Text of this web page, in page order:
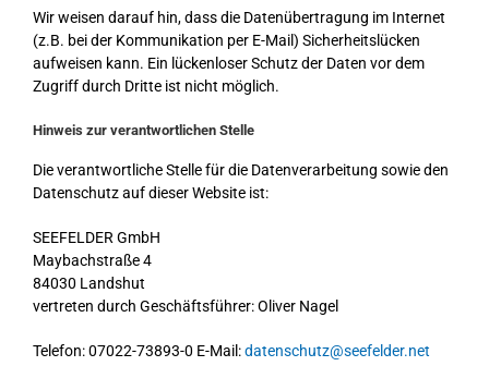
Wir weisen darauf hin, dass die Datenübertragung im Internet
(z.B. bei der Kommunikation per E-Mail) Sicherheitslücken
aufweisen kann. Ein lückenloser Schutz der Daten vor dem
Zugriff durch Dritte ist nicht möglich.
Hinweis zur verantwortlichen Stelle
Die verantwortliche Stelle für die Datenverarbeitung sowie den
Datenschutz auf dieser Website ist:
SEEFELDER GmbH
Maybachstraße 4
84030 Landshut
vertreten durch Geschäftsführer: Oliver Nagel
Telefon: 07022-73893-0 E-Mail:datenschutz@seefelder.net